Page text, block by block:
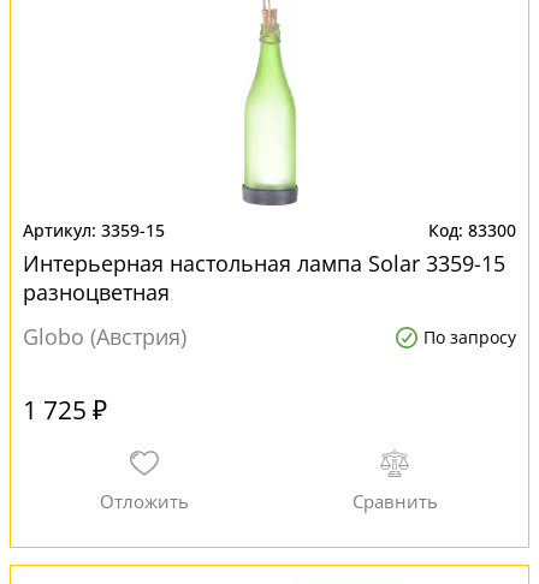
3359-15 83300
Интерьерная настольная лампа Solar 3359-15
разноцветная
Globo (Австрия)
По запросу
1 725 ₽